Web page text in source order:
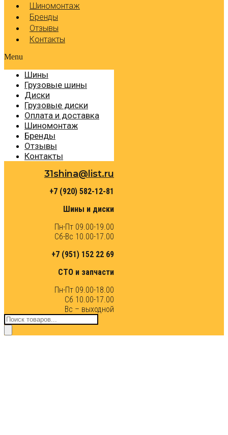
Шиномонтаж
Бренды
Отзывы
Контакты
Menu
Шины
Грузовые шины
Диски
Грузовые диски
Оплата и доставка
Шиномонтаж
Бренды
Отзывы
Контакты
31shina@list.ru
+7 (920) 582-12-81
Шины и диски
Пн-Пт 09.00-19.00
Сб-Вс 10.00-17.00
+7 (951) 152 22 69
СТО и запчасти
Пн-Пт 09.00-18.00
Сб 10.00-17.00
Вс – выходной
Поиск
товаров